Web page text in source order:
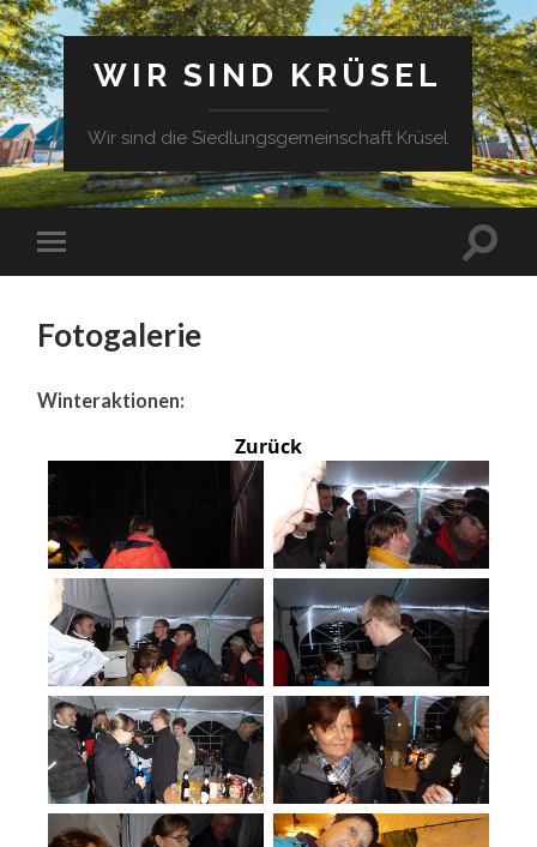
WIR SIND KRÜSEL
Wir sind die Siedlungsgemeinschaft Krüsel
Fotogalerie
Winteraktionen:
Zurück